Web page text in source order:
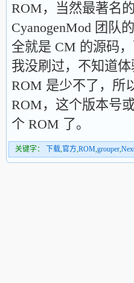
ROM，当然最著名
CyanogenMod 团队
全就是 CM 的源码
我没刷过，不知道
ROM 是少不了，所
ROM，这个版本号
个 ROM 了。
关键字： 下载,官方,ROM,grouper,